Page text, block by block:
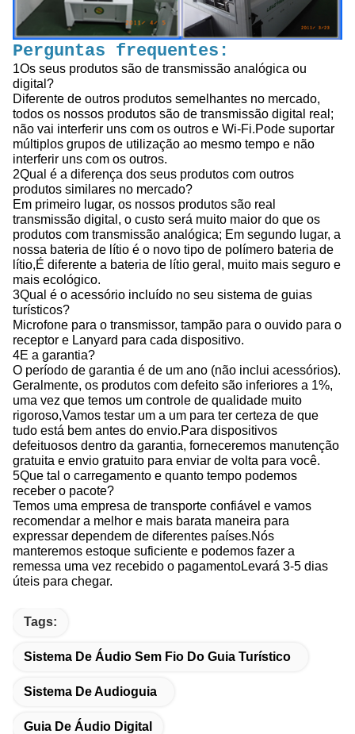
Perguntas frequentes:
1Os seus produtos são de transmissão analógica ou
digital?
Diferente de outros produtos semelhantes no mercado,
todos os nossos produtos são de transmissão digital real;
não vai interferir uns com os outros e Wi-Fi.Pode suportar
múltiplos grupos de utilização ao mesmo tempo e não
interferir uns com os outros.
2Qual é a diferença dos seus produtos com outros
produtos similares no mercado?
Em primeiro lugar, os nossos produtos são real
transmissão digital, o custo será muito maior do que os
produtos com transmissão analógica; Em segundo lugar, a
nossa bateria de lítio é o novo tipo de polímero bateria de
lítio,É diferente a bateria de lítio geral, muito mais seguro e
mais ecológico.
3Qual é o acessório incluído no seu sistema de guias
turísticos?
Microfone para o transmissor, tampão para o ouvido para o
receptor e Lanyard para cada dispositivo.
4E a garantia?
O período de garantia é de um ano (não inclui acessórios).
Geralmente, os produtos com defeito são inferiores a 1%,
uma vez que temos um controle de qualidade muito
rigoroso,Vamos testar um a um para ter certeza de que
tudo está bem antes do envio.Para dispositivos
defeituosos dentro da garantia, forneceremos manutenção
gratuita e envio gratuito para enviar de volta para você.
5Que tal o carregamento e quanto tempo podemos
receber o pacote?
Temos uma empresa de transporte confiável e vamos
recomendar a melhor e mais barata maneira para
expressar dependem de diferentes países.Nós
manteremos estoque suficiente e podemos fazer a
remessa uma vez recebido o pagamentoLevará 3-5 dias
úteis para chegar.
Tags:
Sistema De Áudio Sem Fio Do Guia Turístico
Sistema De Audioguia
Guia De Áudio Digital